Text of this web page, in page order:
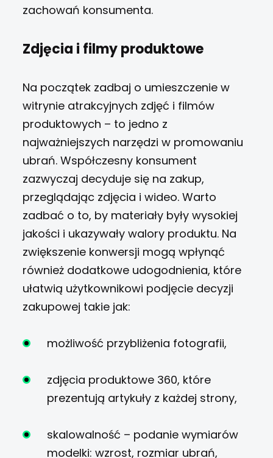
zachowań konsumenta.
Zdjęcia i filmy produktowe
Na początek zadbaj o umieszczenie w
witrynie atrakcyjnych zdjęć i filmów
produktowych – to jedno z
najważniejszych narzędzi w promowaniu
ubrań. Współczesny konsument
zazwyczaj decyduje się na zakup,
przeglądając zdjęcia i wideo. Warto
zadbać o to, by materiały były wysokiej
jakości i ukazywały walory produktu. Na
zwiększenie konwersji mogą wpłynąć
również dodatkowe udogodnienia, które
ułatwią użytkownikowi podjęcie decyzji
zakupowej takie jak:
możliwość przybliżenia fotografii,
zdjęcia produktowe 360, które
prezentują artykuły z każdej strony,
skalowalność – podanie wymiarów
modelki: wzrost, rozmiar ubrań,